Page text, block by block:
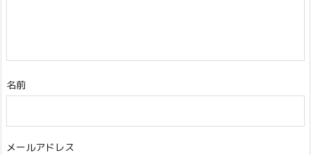
名前
メールアドレス